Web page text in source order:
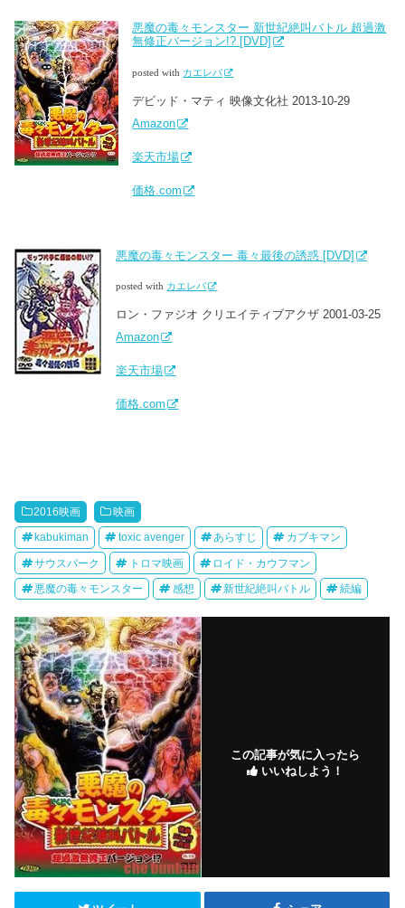
悪魔の毒々モンスター 新世紀絶叫バトル 超過激
無修正バージョン!? [DVD]
posted with カエレバ
デビッド・マティ 映像文化社 2013-10-29
Amazon
楽天市場
価格.com
悪魔の毒々モンスター 毒々最後の誘惑 [DVD]
posted with カエレバ
ロン・ファジオ クリエイティブアクザ 2001-03-25
Amazon
楽天市場
価格.com
2016映画 映画
kabukiman toxic avenger あらすじ カブキマン
サウスパーク トロマ映画 ロイド・カウフマン
悪魔の毒々モンスター 感想 新世紀絶叫バトル 続編
この記事が気に入ったら
いいねしよう！